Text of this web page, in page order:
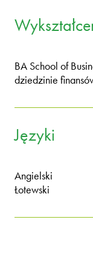
BA School of
dziedzinie
Języki
Angielski
Łotewski